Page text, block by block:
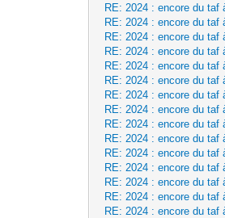
RE: 2024 : encore du
RE: 2024 : encore du
RE: 2024 : encore du
RE: 2024 : encore du
RE: 2024 : encore du
RE: 2024 : encore du
RE: 2024 : encore du
RE: 2024 : encore du
RE: 2024 : encore du
RE: 2024 : encore du
RE: 2024 : encore du
RE: 2024 : encore du
RE: 2024 : encore du
RE: 2024 : encore du
RE: 2024 : encore du